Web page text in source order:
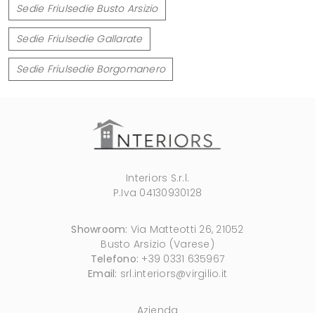
Sedie Friulsedie Busto Arsizio
Sedie Friulsedie Gallarate
Sedie Friulsedie Borgomanero
Interiors S.r.l.
P.Iva 04130930128
Showroom: Via Matteotti 26, 21052
Busto Arsizio (Varese)
Telefono: +39 0331 635967
Email: srl.interiors@virgilio.it
Azienda